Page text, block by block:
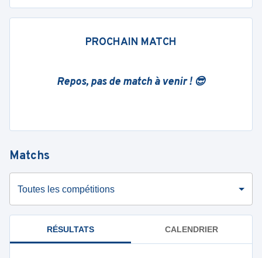
PROCHAIN MATCH
Repos, pas de match à venir ! 😎
Matchs
Toutes les compétitions
RÉSULTATS CALENDRIER